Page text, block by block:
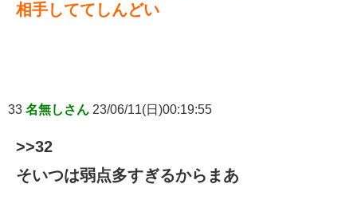
相手しててしんどい
33 名無しさん 23/06/11(日)00:19:55
>>32
そいつは弱点多すぎるからまあ